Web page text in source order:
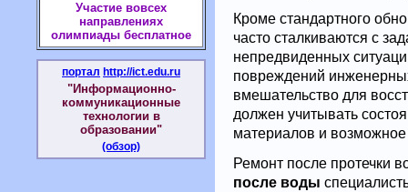
Кроме стандартного
часто сталкиваются с
непредвиденных
повреждений
вмешательство для
должен учитывать
материалов и
Ремонт после протечки
после воды
Участие вовсех
направлениях
олимпиады бесплатное
портал http://ict.edu.ru
"Информационно-
коммуникационные
технологии в
образовании"
(обзор)